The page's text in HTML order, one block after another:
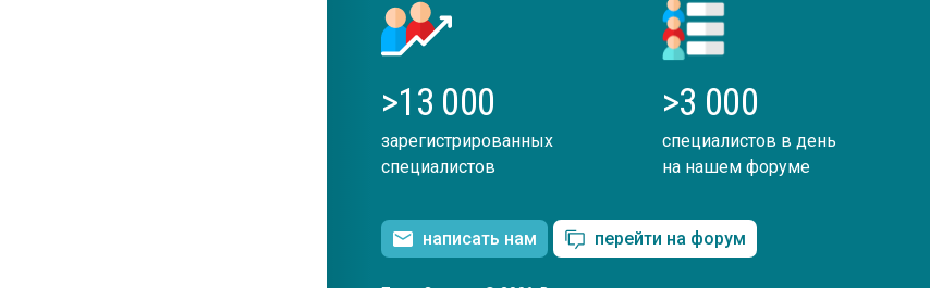
>13 000
зарегистрированных
специалистов
>3 000
специалистов в день
на нашем форуме
написать нам перейти на форум